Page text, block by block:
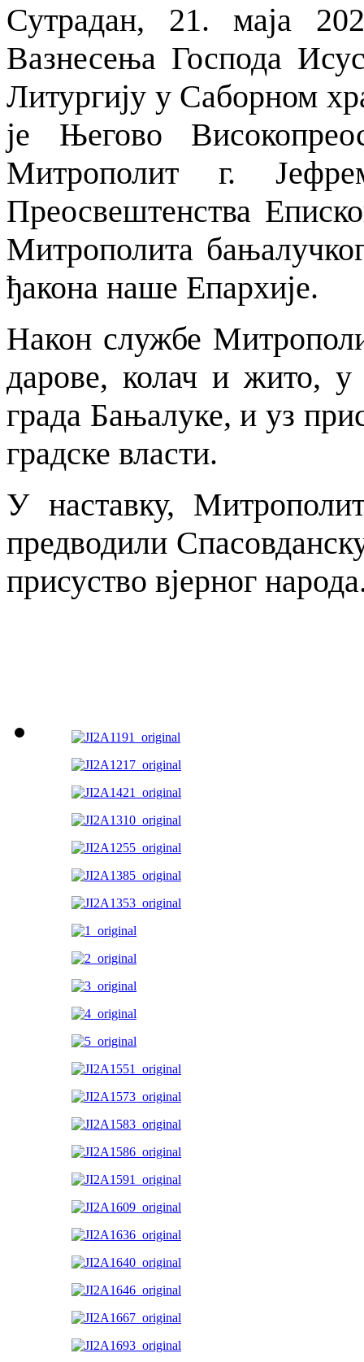
Сутрадан, 21. маја
Вазнесења Господа
Литургију у Саборном
је Његово
Митрополит г.
Преосвештенства
Митрополита
ђакона наше Епархије.
Након службе
дарове, колач и жито,
града Бањалуке, и уз
градске власти.
У наставку,
предводили
присуство вјерног